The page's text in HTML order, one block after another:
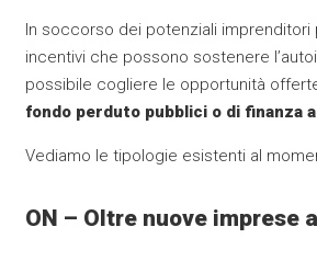
In soccorso dei potenziali imprenditori
incentivi che possono sostenere
possibile cogliere le opportunità
fondo perduto pubblici o di finanza
Vediamo le tipologie esistenti al
ON – Oltre nuove imprese